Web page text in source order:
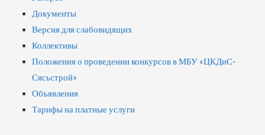
Документы
Версия для слабовидящих
Коллективы
Положения о проведении конкурсов в МБУ «ЦКДиС-
Сясьстрой»
Объявления
Тарифы на платные услуги